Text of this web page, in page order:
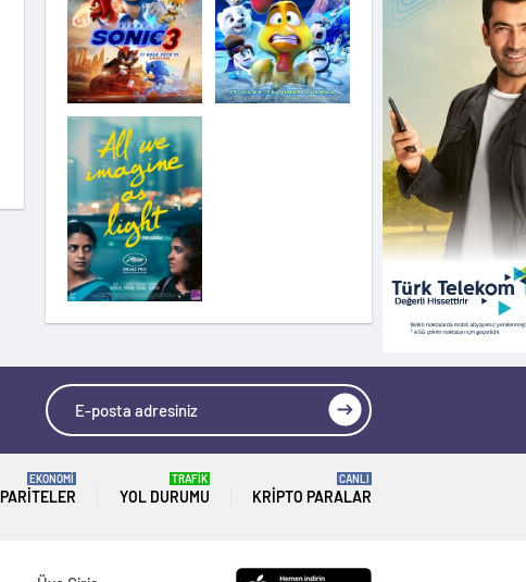
Nosferatu
Yumurtalar Firarda
Buz Macerası
PARITELER
EKONOMİ
YOL DURUMU
TRAFİK
KRIPTO PARALAR
CANLI